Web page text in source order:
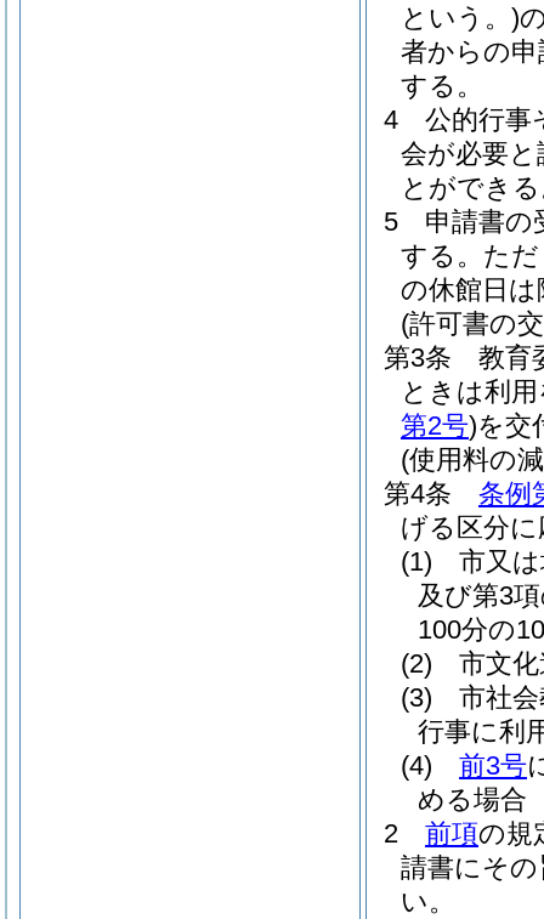
という。)
者からの
する。
4
公的行事
会が必要
とができ
5
申請書の
する。 た
の休館日は
(許可書の
第3条
教育
ときは利
第2号)を交
(使用料の
第4条
条例
げる区分
(1)
市又
及び第3
100分の
(2)
市文
(3)
市社
行事に利
(4)
前3号
める場合
2
前項の規
請書にそ
い。